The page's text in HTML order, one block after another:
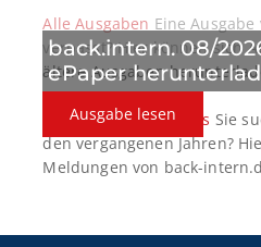
nback.intern. 08/
ePaper
Ausgabe lesen
Alle Ausgaben Eine
verpasst? Hier können sich
ältere Ausgaben
back.intern. Top-News Sie
den vergangenen Jahren?
Meldungen von back-